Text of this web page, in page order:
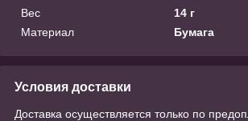
Вес
14 г
Материал
Бумага
Условия доставки
Доставка осуществляется только по